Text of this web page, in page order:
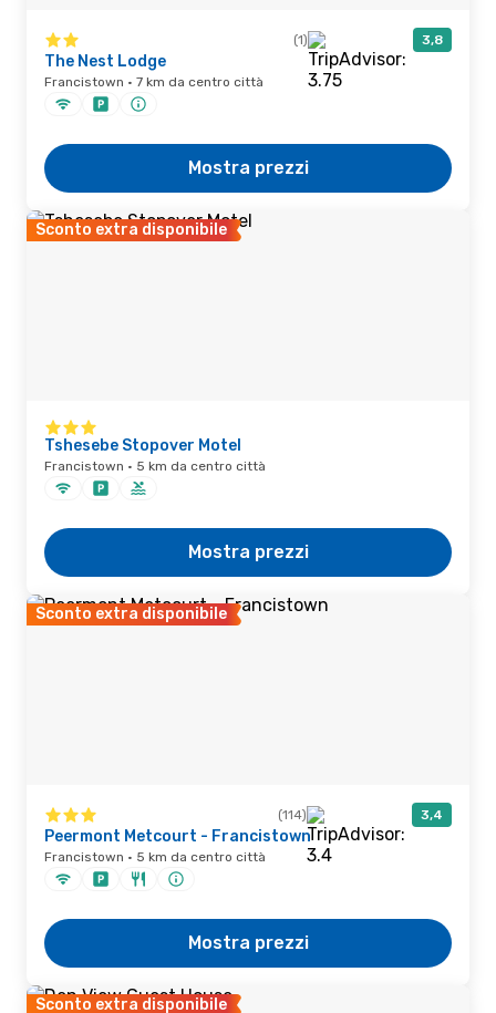
(1) 3,8
The Nest Lodge
Francistown · 7 km da centro città
Mostra prezzi
Sconto extra disponibile
Tshesebe Stopover Motel
Francistown · 5 km da centro città
Mostra prezzi
Sconto extra disponibile
(114) 3,4
Peermont Metcourt - Francistown
Francistown · 5 km da centro città
Mostra prezzi
Sconto extra disponibile